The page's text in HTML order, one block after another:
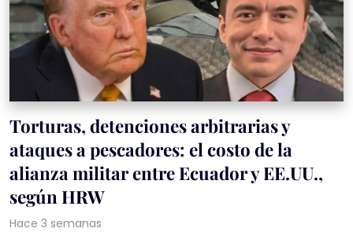
Torturas, detenciones arbitrarias y
ataques a pescadores: el costo de la
alianza militar entre Ecuador y EE.UU.,
según HRW
Hace 3 semanas